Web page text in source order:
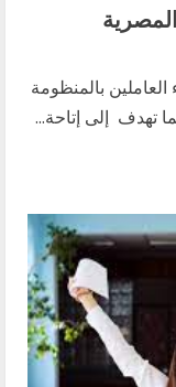
بالمنظومة
تهدف إلى إتاحة...